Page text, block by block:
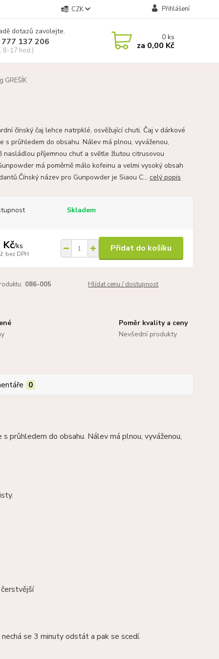
CZK Přihlášení
dotazů zavolejte.
137 206
8-17 hod.)
0ks
za 0,00 Kč
GREŠÍK
čínský čaj lehce natrpklé, osvěžující chuti. Čaj v dárkové
s průhledem do obsahu. Nálev má plnou, vyváženou,
nasládlou příjemnou chuť a světle žlutou citrusovou
má poměrně málo kofeinu a velmi vysoký obsah
název pro Gunpowder je Siaou C... celý popis
Skladem
Kč/ks
bez DPH
Přidat do košíku
086-005 Hlídat cenu / dostupnost
Poměr kvality a ceny
Nevšední produkty
0
průhledem do obsahu. Nálev má plnou, vyváženou,
se 3 minuty odstát a pak se scedí.